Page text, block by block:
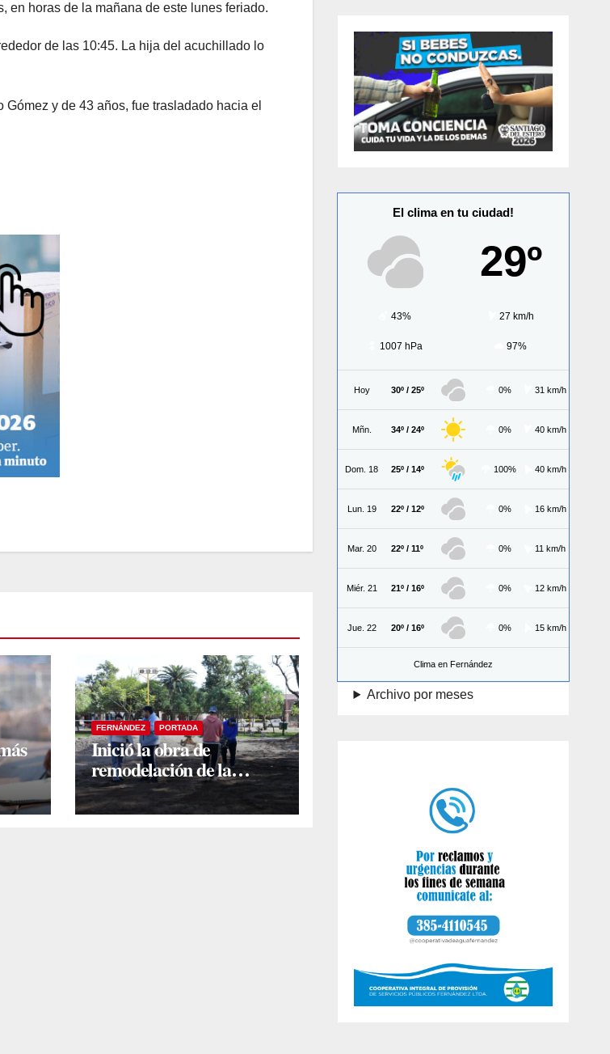
en horas de la mañana de este lunes feriado.
de las 10:45. La hija del acuchillado lo
y de 43 años, fue trasladado hacia el
FERNÁNDEZ PORTADA
Inició la obra de
remodelación de la
histórica Plaza Mitre: la
Intendente Yanina Iturre
El clima en tu ciudad!
29º
43% 27 km/h
1007 hPa 97%
Hoy 30º / 25º 0% 31 km/h
Mñn. 34º / 24º 0% 40 km/h
Dom. 18 25º / 14º 100% 40 km/h
Lun. 19 22º / 12º 0% 16 km/h
Mar. 20 22º / 11º 0% 11 km/h
Miér. 21 21º / 16º 0% 12 km/h
Jue. 22 20º / 16º 0% 15 km/h
Clima en Fernández
Archivo por meses